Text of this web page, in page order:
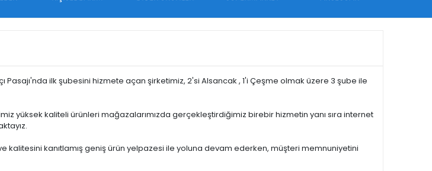
Pasajı'nda ilk şubesini hizmete açan şirketimiz, 2'si Alsancak , 1'i Çeşme olmak üzere 3 şube ile
yüksek kaliteli ürünleri mağazalarımızda gerçekleştirdiğimiz birebir hizmetin yanı sıra internet
kalitesini kanıtlamış geniş ürün yelpazesi ile yoluna devam ederken, müşteri memnuniyetini